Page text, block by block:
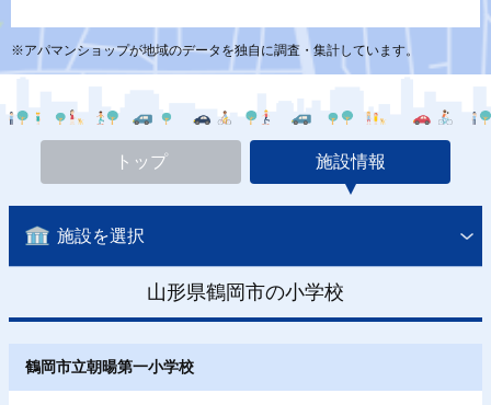
※アパマンショップが地域のデータを独自に調査・集計しています。
トップ 施設情報
施設を選択
山形県鶴岡市の小学校
鶴岡市立朝暘第一小学校